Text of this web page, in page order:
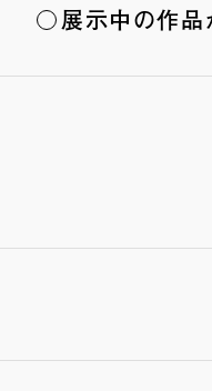
展示中の作品